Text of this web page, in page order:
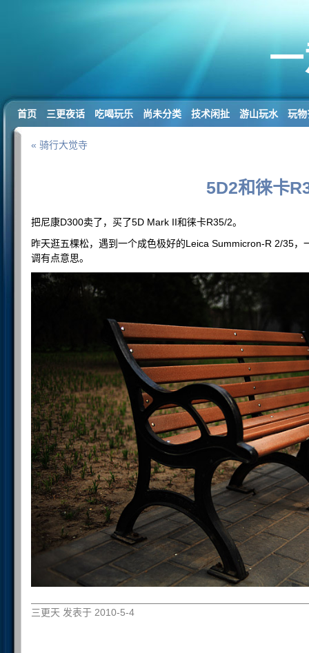
首页 三更夜话 吃喝玩乐 尚未分类 技术闲扯 游山玩水 玩物
« 骑行大觉寺
5D2和徕卡
把尼康D300卖了，买了5D Mark II和徕卡R35/2。
昨天逛五棵松，遇到一个成色极好的Leica Summicron-R 2/35
调有点意思。
三更天 发表于 2010-5-4